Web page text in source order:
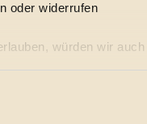
oder widerrufen
würden wir auch
über Ihre
darüber, wie Ihre